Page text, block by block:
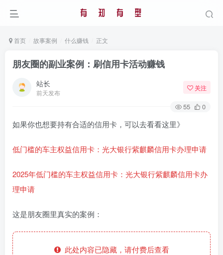
首页 故事案例 什么赚钱 正文
朋友圈的副业案例：刷信用卡活动赚钱
站长
前天发布
关注
55 0
如果你也想要持有合适的信用卡，可以去看看这里》
低门槛的车主权益信用卡：光大银行紫麒麟信用卡办理申请
2025年低门槛的车主权益信用卡：光大银行紫麒麟信用卡办
理申请
这是朋友圈里真实的案例：
此处内容已隐藏，请付费后查看